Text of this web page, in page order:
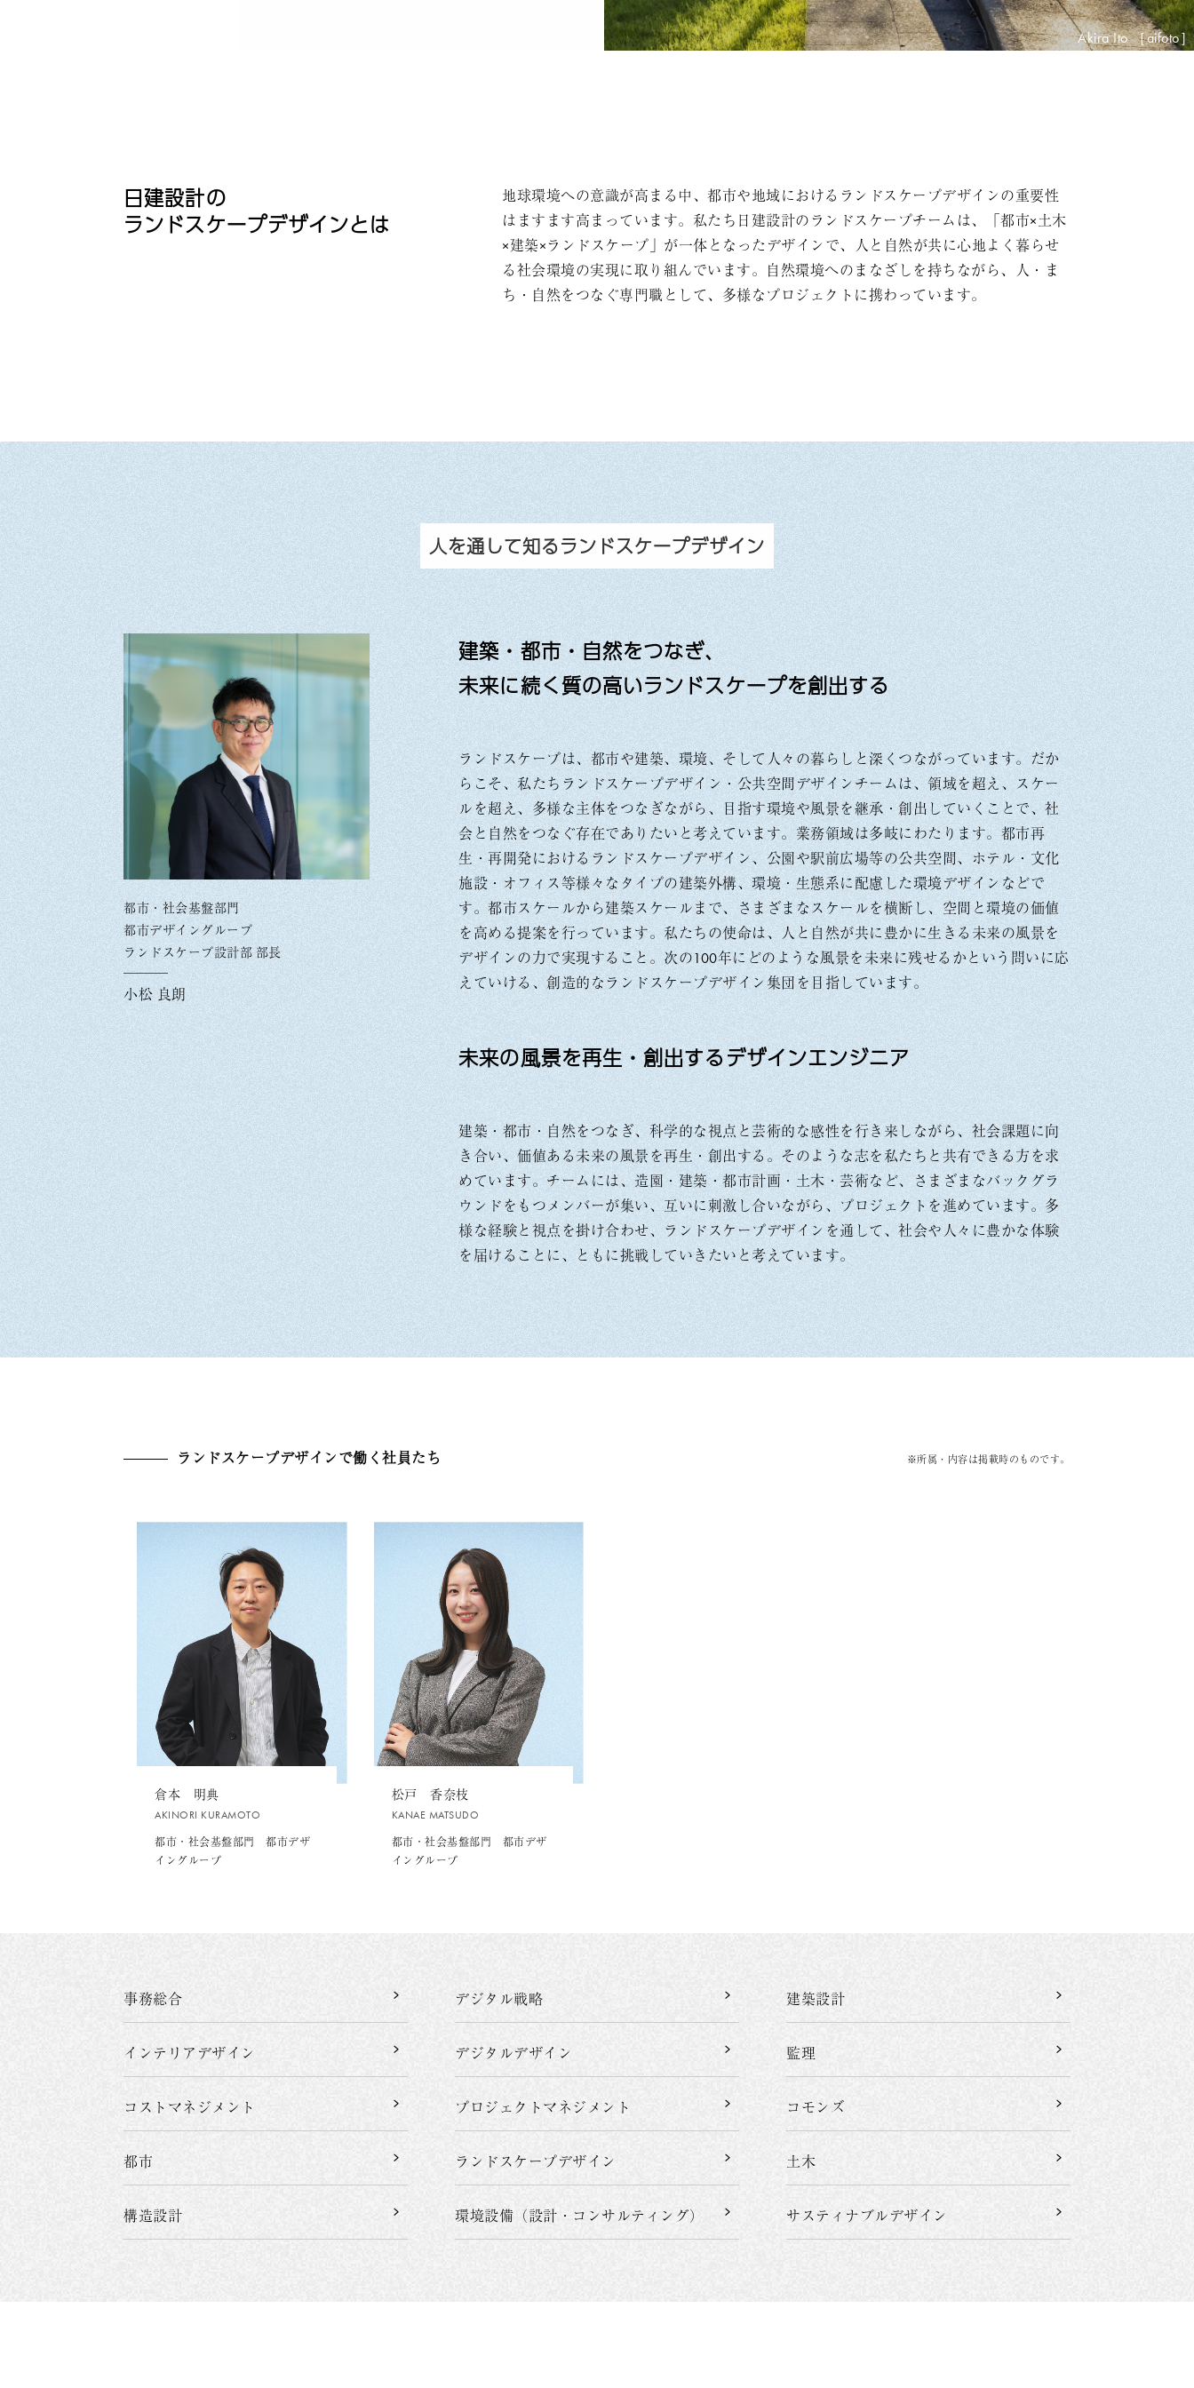
Akira Ito ［aifoto］
日建設計の
ランドスケープデザインとは
地球環境への意識が高まる中、都市や地域におけるランドスケープデザインの重要性
はますます高まっています。私たち日建設計のランドスケープチームは、「都市×土木
×建築×ランドスケープ」が一体となったデザインで、人と自然が共に心地よく暮らせ
る社会環境の実現に取り組んでいます。自然環境へのまなざしを持ちながら、人・ま
ち・自然をつなぐ専門職として、多様なプロジェクトに携わっています。
人を通して知るランドスケープデザイン
都市・社会基盤部門
都市デザイングループ
ランドスケープ設計部 部長
小松 良朗
建築・都市・自然をつなぎ、
未来に続く質の高いランドスケープを創出する
ランドスケープは、都市や建築、環境、そして人々の暮らしと深くつながっています。だか
らこそ、私たちランドスケープデザイン・公共空間デザインチームは、領域を超え、スケー
ルを超え、多様な主体をつなぎながら、目指す環境や風景を継承・創出していくことで、社
会と自然をつなぐ存在でありたいと考えています。業務領域は多岐にわたります。都市再
生・再開発におけるランドスケープデザイン、公園や駅前広場等の公共空間、ホテル・文化
施設・オフィス等様々なタイプの建築外構、環境・生態系に配慮した環境デザインなどで
す。都市スケールから建築スケールまで、さまざまなスケールを横断し、空間と環境の価値
を高める提案を行っています。私たちの使命は、人と自然が共に豊かに生きる未来の風景を
デザインの力で実現すること。次の100年にどのような風景を未来に残せるかという問いに応
えていける、創造的なランドスケープデザイン集団を目指しています。
未来の風景を再生・創出するデザインエンジニア
建築・都市・自然をつなぎ、科学的な視点と芸術的な感性を行き来しながら、社会課題に向
き合い、価値ある未来の風景を再生・創出する。そのような志を私たちと共有できる方を求
めています。チームには、造園・建築・都市計画・土木・芸術など、さまざまなバックグラ
ウンドをもつメンバーが集い、互いに刺激し合いながら、プロジェクトを進めています。多
様な経験と視点を掛け合わせ、ランドスケープデザインを通して、社会や人々に豊かな体験
を届けることに、ともに挑戦していきたいと考えています。
ランドスケープデザインで働く社員たち ※所属・内容は掲載時のものです。
倉本 明典
AKINORI KURAMOTO
都市・社会基盤部門 都市デザ
イングループ
松戸 香奈枝
KANAE MATSUDO
都市・社会基盤部門 都市デザ
イングループ
事務総合 デジタル戦略 建築設計
インテリアデザイン デジタルデザイン 監理
コストマネジメント プロジェクト マネジメント コモンズ
都市 ランドスケープデザイン 土木
構造設計 環境設備（設計・ コンサルティング） サスティナブルデザイン